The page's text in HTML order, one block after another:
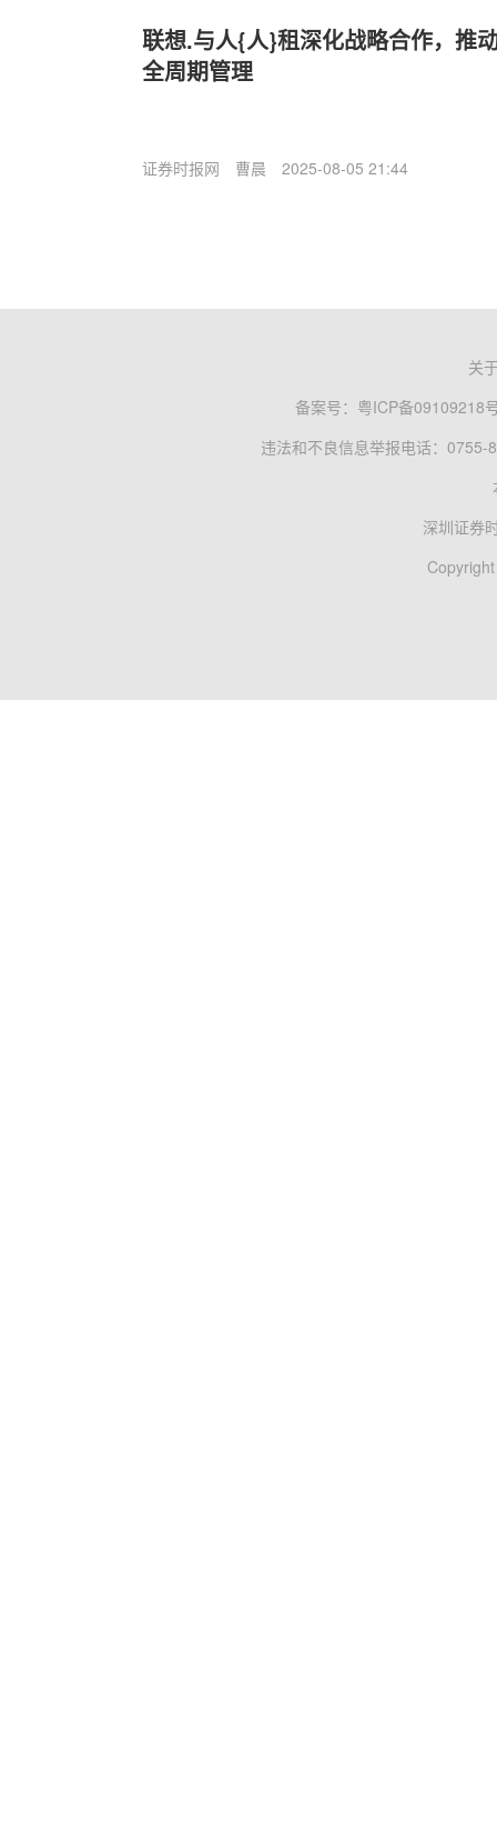
联想.与人{人}租深化战略合作，推
全周期管理
证券时报网 曹晨 2025-08-05 21:44
关
备案号： 粤ICP备09109218
违法和不良信息举报电话：0755-
深圳证券